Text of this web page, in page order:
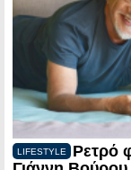
LIFESTYLE
Ρετρό